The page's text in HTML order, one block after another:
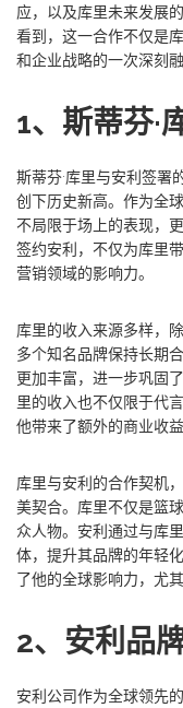
应，以及库里未来发展
看到，这一合作不仅是
和企业战略的一次深刻融
1、斯蒂芬·
斯蒂芬·库里与安利签署
创下历史新高。作为全
不局限于场上的表现，
签约安利，不仅为库里
营销领域的影响力。
库里的收入来源多样，
多个知名品牌保持长期
更加丰富，进一步巩固
里的收入也不仅限于代
他带来了额外的商业收益
库里与安利的合作契机
美契合。库里不仅是篮
众人物。安利通过与库
体，提升其品牌的年轻
了他的全球影响力，尤
2、安利品
安利公司作为全球领先